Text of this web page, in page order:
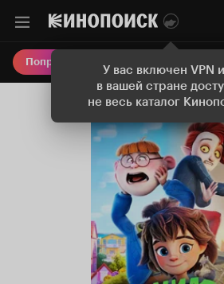
У вас включен VPN
в вашей стране
не весь каталог
Попробовать Плюс